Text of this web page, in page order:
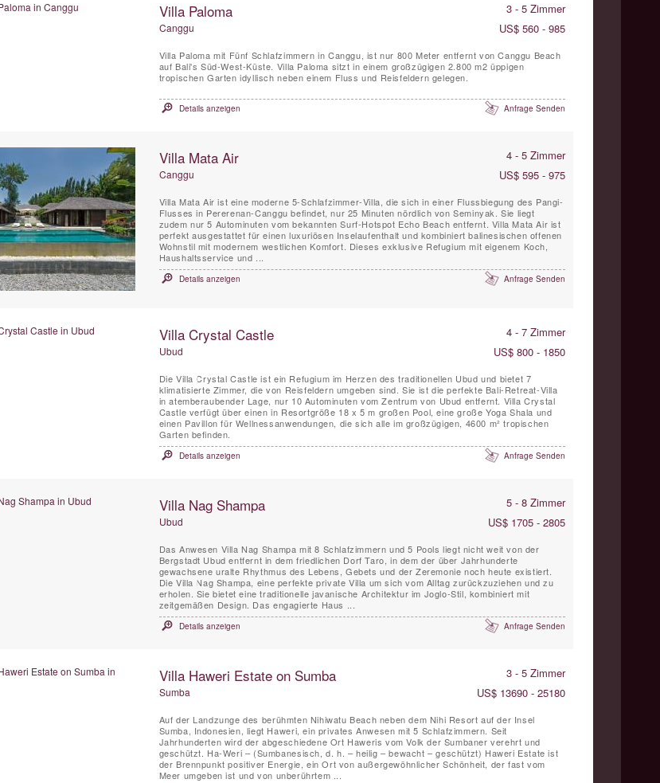
Villa Paloma 3 - 5 Zimmer
Canggu US$ 560 - 985
Villa Paloma mit Fünf Schlafzimmern in Canggu, ist nur 800 Meter entfernt von Canggu Beach
auf Bali's Süd-West-Küste. Villa Paloma sitzt in einem großzügigen 2.800 m2 üppigen
tropischen Garten idyllisch neben einem Fluss und Reisfeldern gelegen.
Details anzeigen Anfrage Senden
Villa Mata Air 4 - 5 Zimmer
Canggu US$ 595 - 975
Villa Mata Air ist eine moderne 5-Schlafzimmer-Villa, die sich in einer Flussbiegung des Pangi-
Flusses in Pererenan-Canggu befindet, nur 25 Minuten nördlich von Seminyak. Sie liegt
zudem nur 5 Autominuten vom bekannten Surf-Hotspot Echo Beach entfernt. Villa Mata Air ist
perfekt ausgestattet für einen luxuriösen Inselaufenthalt und kombiniert balinesischen offenen
Wohnstil mit modernem westlichen Komfort. Dieses exklusive Refugium mit eigenem Koch,
Haushaltsservice und ...
Details anzeigen Anfrage Senden
Villa Crystal Castle 4 - 7 Zimmer
Ubud US$ 800 - 1850
Die Villa Crystal Castle ist ein Refugium im Herzen des traditionellen Ubud und bietet 7
klimatisierte Zimmer, die von Reisfeldern umgeben sind. Sie ist die perfekte Bali-Retreat-Villa
in atemberaubender Lage, nur 10 Autominuten vom Zentrum von Ubud entfernt. Villa Crystal
Castle verfügt über einen in Resortgröße 18 x 5 m großen Pool, eine große Yoga Shala und
einen Pavillon für Wellnessanwendungen, die sich alle im großzügigen, 4600 m² tropischen
Garten befinden.
Details anzeigen Anfrage Senden
Villa Nag Shampa 5 - 8 Zimmer
Ubud US$ 1705 - 2805
Das Anwesen Villa Nag Shampa mit 8 Schlafzimmern und 5 Pools liegt nicht weit von der
Bergstadt Ubud entfernt in dem friedlichen Dorf Taro, in dem der über Jahrhunderte
gewachsene uralte Rhythmus des Lebens, Gebets und der Zeremonie noch heute existiert.
Die Villa Nag Shampa, eine perfekte private Villa um sich vom Alltag zurückzuziehen und zu
erholen. Sie bietet eine traditionelle javanische Architektur im Joglo-Stil, kombiniert mit
zeitgemäßen Design. Das engagierte Haus ...
Details anzeigen Anfrage Senden
Villa Haweri Estate on Sumba 3 - 5 Zimmer
Sumba US$ 13690 - 25180
Auf der Landzunge des berühmten Nihiwatu Beach neben dem Nihi Resort auf der Insel
Sumba, Indonesien, liegt Haweri, ein privates Anwesen mit 5 Schlafzimmern. Seit
Jahrhunderten wird der abgeschiedene Ort Haweris vom Volk der Sumbaner verehrt und
geschützt. Ha-Weri – (Sumbanesisch, d. h. – heilig – bewacht – geschützt) Haweri Estate ist
der Brennpunkt positiver Energie, ein Ort von außergewöhnlicher Schönheit, der fast vom
Meer umgeben ist und von unberührtem ...